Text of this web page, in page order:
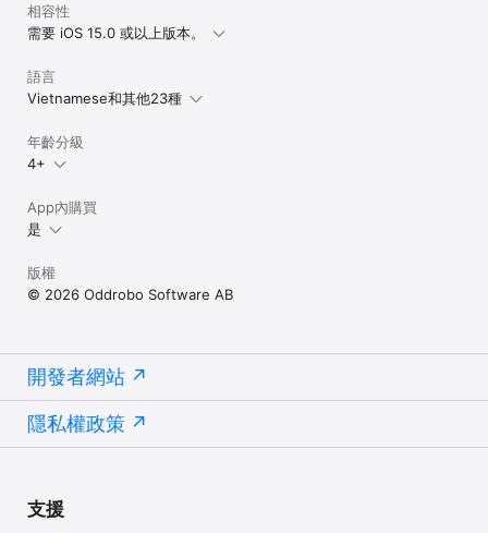
相容性
需要 iOS 15.0 或以上版本。
語言
Vietnamese和其他23種
年齡分級
4+
App內購買
是
版權
© 2026 Oddrobo Software AB
開發者網站
隱私權政策
支援